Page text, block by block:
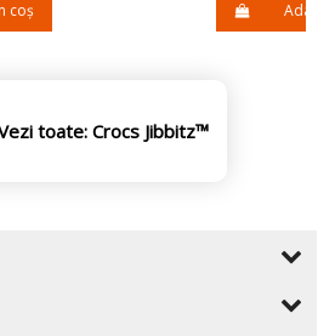
coș
toate: Crocs Jibbitz™